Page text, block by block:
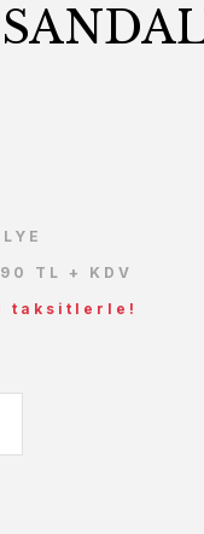
TL + KDV
taksitlerle!